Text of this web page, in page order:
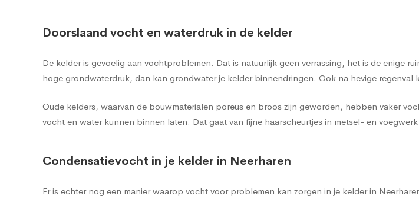
Doorslaand vocht en waterdruk in de kelder
De kelder is gevoelig aan vochtproblemen. Dat is natuurlijk geen verrassing, het is de enige
hoge grondwaterdruk, dan kan grondwater je kelder binnendringen. Ook na hevige
Oude kelders, waarvan de bouwmaterialen poreus en broos zijn geworden, hebben vaker
vocht en water kunnen binnen laten. Dat gaat van fijne haarscheurtjes in metsel- en
Condensatievocht in je kelder in Neerharen
Er is echter nog een manier waarop vocht voor problemen kan zorgen in je kelder in